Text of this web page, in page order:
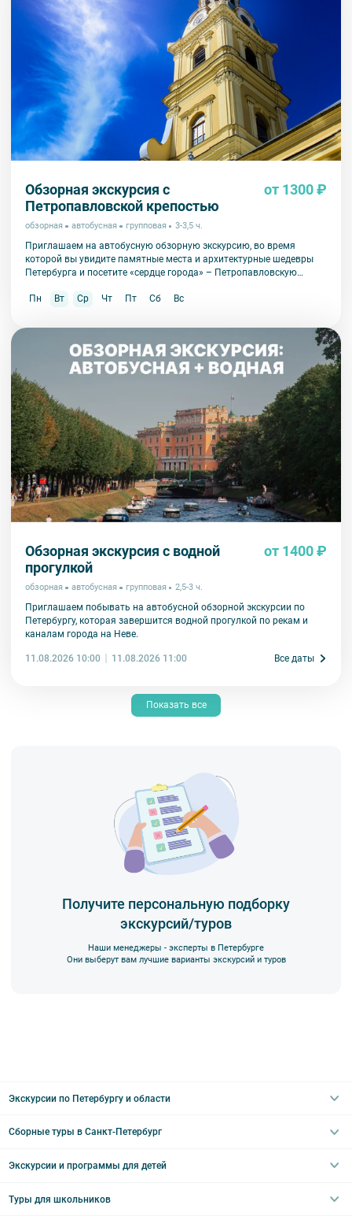
Обзорная экскурсия с
Петропавловской крепостью
от 1300 ₽
обзорная автобусная групповая 3-3,5 ч.
Приглашаем на автобусную обзорную экскурсию, во время
которой вы увидите памятные места и архитектурные шедевры
Петербурга и посетите «сердце города» – Петропавловскую
Пн
Вт Ср Чт Пт Сб Вс
Обзорная экскурсия с водной
прогулкой
от 1400 ₽
обзорная автобусная групповая 2,5-3 ч.
Приглашаем побывать на автобусной обзорной экскурсии по
Петербургу, которая завершится водной прогулкой по рекам и
каналам города на Неве.
11.08.2026 10:00 11.08.2026 11:00 Все даты
Показать все
Получите персональную подборку
экскурсий/туров
Наши менеджеры - эксперты в Петербурге
Они выберут вам лучшие варианты экскурсий и туров
Экскурсии по Петербургу и области
Интерьерные
Сборные туры в Санкт-Петербург
Туры в Санкт-Петербург на 2 дня
Экскурсии и программы для детей
Туры для школьников